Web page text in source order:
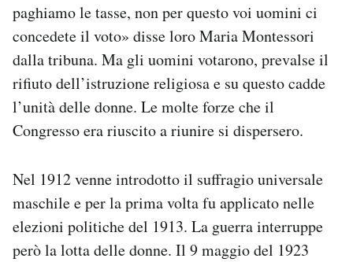
paghiamo le tasse, non per questo voi uomini ci
concedete il voto» disse loro Maria Montessori
dalla tribuna. Ma gli uomini votarono, prevalse il
rifiuto dell’istruzione religiosa e su questo cadde
l’unità delle donne. Le molte forze che il
Congresso era riuscito a riunire si dispersero.
Nel 1912 venne introdotto il suffragio universale
maschile e per la prima volta fu applicato nelle
elezioni politiche del 1913. La guerra interruppe
però la lotta delle donne. Il 9 maggio del 1923